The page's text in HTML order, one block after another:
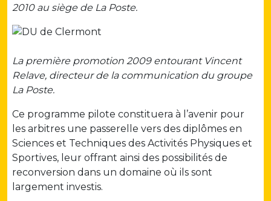
2010 au siège de La Poste.
La première promotion 2009 entourant Vincent
Relave, directeur de la communication du groupe
La Poste.
Ce programme pilote constituera à l’avenir pour
les arbitres une passerelle vers des diplômes en
Sciences et Techniques des Activités Physiques et
Sportives, leur offrant ainsi des possibilités de
reconversion dans un domaine où ils sont
largement investis.